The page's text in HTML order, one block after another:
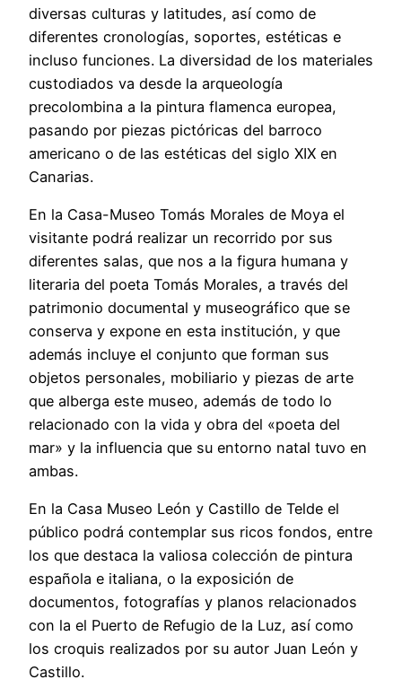
diversas culturas y latitudes, así como de
diferentes cronologías, soportes, estéticas e
incluso funciones. La diversidad de los materiales
custodiados va desde la arqueología
precolombina a la pintura flamenca europea,
pasando por piezas pictóricas del barroco
americano o de las estéticas del siglo XIX en
Canarias.
En la Casa-Museo Tomás Morales de Moya el
visitante podrá realizar un recorrido por sus
diferentes salas, que nos a la figura humana y
literaria del poeta Tomás Morales, a través del
patrimonio documental y museográfico que se
conserva y expone en esta institución, y que
además incluye el conjunto que forman sus
objetos personales, mobiliario y piezas de arte
que alberga este museo, además de todo lo
relacionado con la vida y obra del «poeta del
mar» y la influencia que su entorno natal tuvo en
ambas.
En la Casa Museo León y Castillo de Telde el
público podrá contemplar sus ricos fondos, entre
los que destaca la valiosa colección de pintura
española e italiana, o la exposición de
documentos, fotografías y planos relacionados
con la el Puerto de Refugio de la Luz, así como
los croquis realizados por su autor Juan León y
Castillo.